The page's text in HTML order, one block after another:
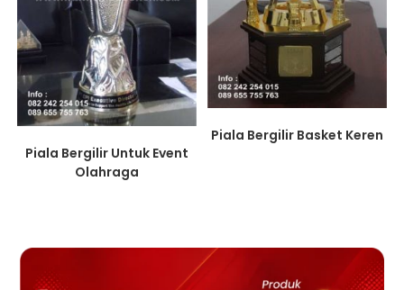
Piala Bergilir Untuk Event
Olahraga
Piala Bergilir Basket Keren